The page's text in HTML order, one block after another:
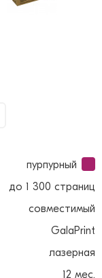
пурпурный
до 1 300 страниц
совместимый
GalaPrint
лазерная
12 мес.